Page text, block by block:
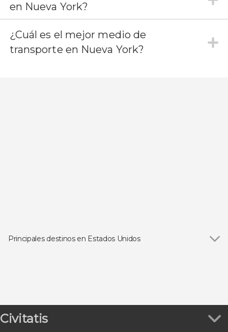
en Nueva York?
¿Cuál es el mejor medio de
transporte en Nueva York?
Principales destinos en Estados Unidos
Miami
Page
Civitatis